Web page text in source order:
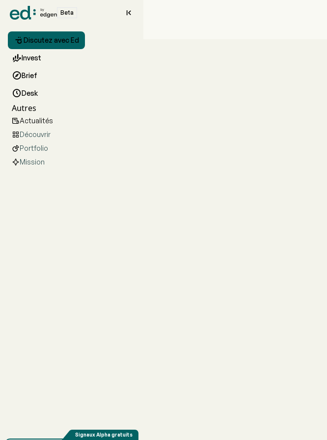
Beta 
 Discutez avec Ed
Invest
Brief
Desk
Autres
Actualités
Découvrir
Portfolio
Mission